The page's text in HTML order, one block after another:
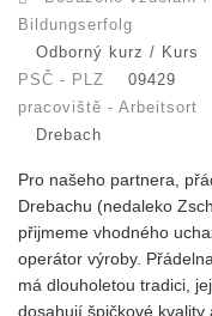
Bildungserfolg
Odborný kurz / Kurs
PSČ - PLZ
09429
pracoviště - Arbeitsort
Drebach
Pro našeho partnera,
Drebachu (nedaleko
přijmeme vhodného
operátor výroby.
má dlouholetou tradici,
dosahují špičkové kvality